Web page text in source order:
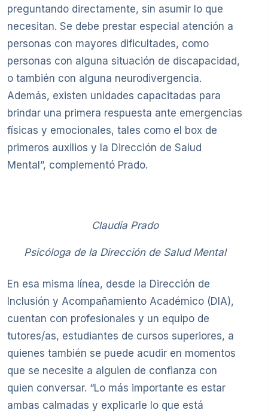
preguntando directamente, sin asumir lo que
necesitan. Se debe prestar especial atención a
personas con mayores dificultades, como
personas con alguna situación de discapacidad,
o también con alguna neurodivergencia.
Además, existen unidades capacitadas para
brindar una primera respuesta ante emergencias
físicas y emocionales, tales como el box de
primeros auxilios y la Dirección de Salud
Mental”, complementó Prado.
Claudia Prado
Psicóloga de la Dirección de Salud Mental
En esa misma línea, desde la Dirección de
Inclusión y Acompañamiento Académico (DIA),
cuentan con profesionales y un equipo de
tutores/as, estudiantes de cursos superiores, a
quienes también se puede acudir en momentos
que se necesite a alguien de confianza con
quien conversar. “Lo más importante es estar
ambas calmadas y explicarle lo que está